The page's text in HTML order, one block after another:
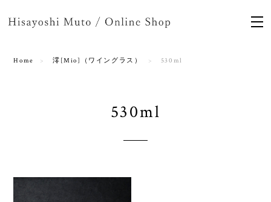
Home 澪[Mio]（ワイングラス） 530ml
530ml